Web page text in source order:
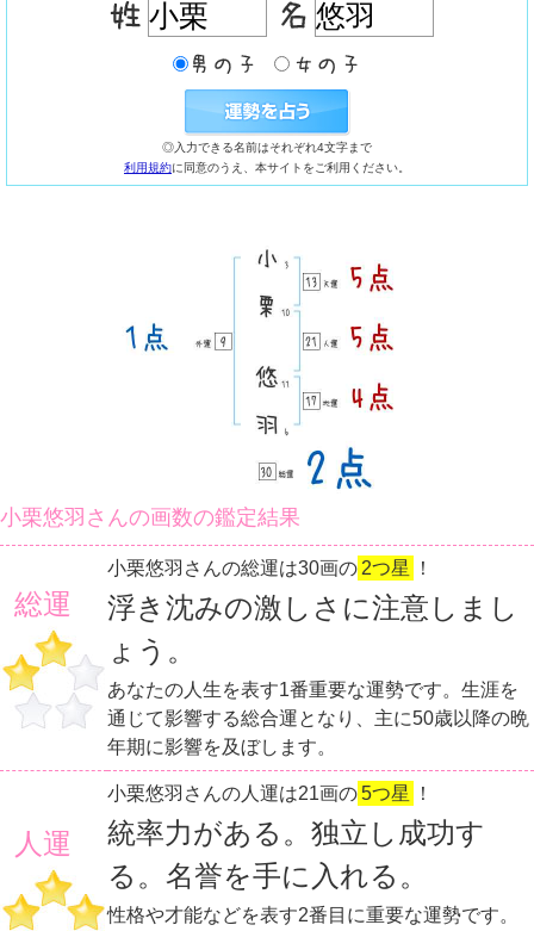
◎入力できる名前はそれぞれ4文字まで
利用規約に同意のうえ、本サイトをご利用ください。
小栗悠羽さんの画数の鑑定結果
総運
小栗悠羽さんの総運は30画の 2つ星 ！
浮き沈みの激しさに注意しまし
ょう。
あなたの人生を表す1番重要な運勢です。生涯を
通じて影響する総合運となり、主に50歳以降の晩
年期に影響を及ぼします。
人運
小栗悠羽さんの人運は21画の5つ星 ！
統率力がある。独立し成功す
る。名誉を手に入れる。
性格や才能などを表す2番目に重要な運勢です。